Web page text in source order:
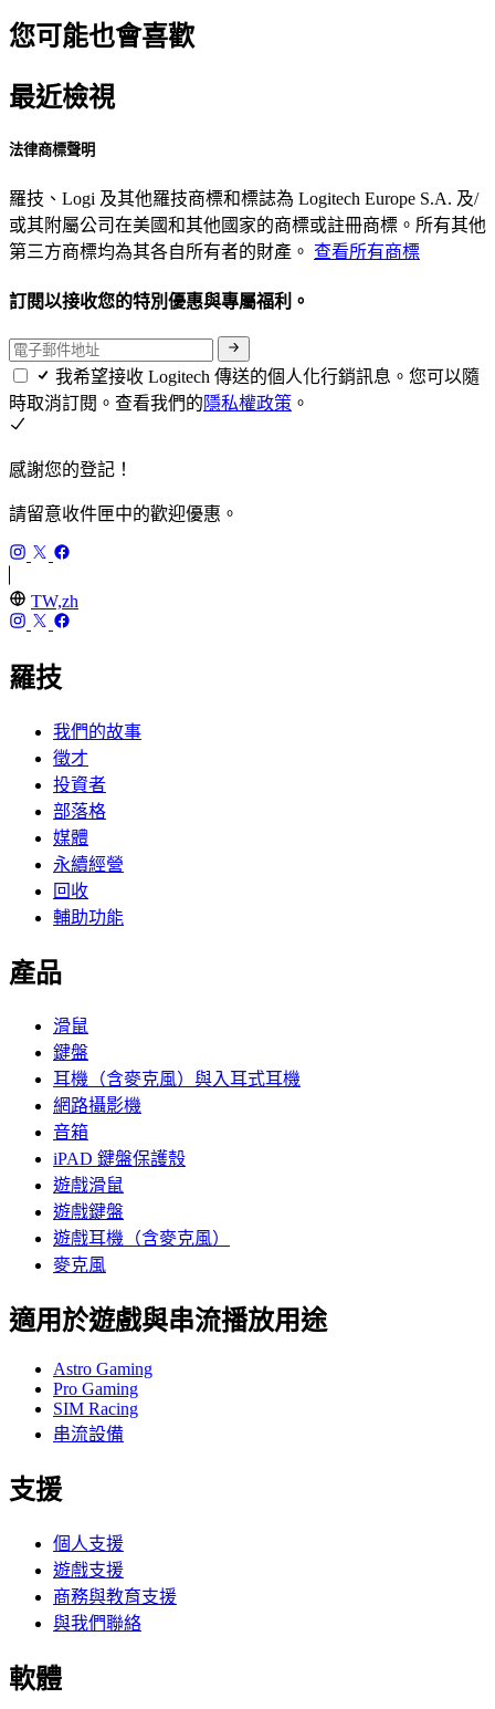
您可能也會喜歡
最近檢視
法律商標聲明
羅技、Logi 及其他羅技商標和標誌為 Logitech Europe S.A. 及/
或其附屬公司在美國和其他國家的商標或註冊商標。所有其他
第三方商標均為其各自所有者的財產。 查看所有商標
訂閱以接收您的特別優惠與專屬福利。
我希望接收 Logitech 傳送的個人化行銷訊息。您可以隨
時取消訂閱。查看我們的隱私權政策 。
感謝您的登記！
請留意收件匣中的歡迎優惠。
TW,zh
羅技
我們的故事
徵才
投資者
部落格
媒體
永續經營
回收
輔助功能
產品
滑鼠
鍵盤
耳機（含麥克風）與入耳式耳機
網路攝影機
音箱
iPAD 鍵盤保護殼
遊戲滑鼠
遊戲鍵盤
遊戲耳機（含麥克風）
麥克風
適用於遊戲與串流播放用途
Astro Gaming
Pro Gaming
SIM Racing
串流設備
支援
個人支援
遊戲支援
商務與教育支援
與我們聯絡
軟體